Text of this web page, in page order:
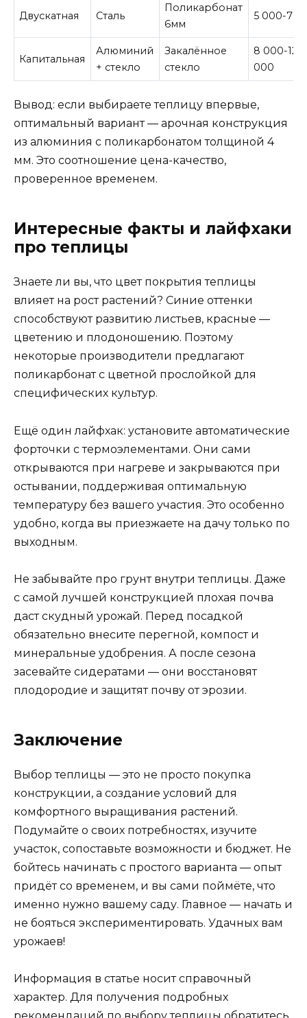
Двускатная Сталь
Поликарбонат
6мм
5 000-7
Капитальная
Алюминий
+ стекло
Закалённое
стекло
8 000-12
000
Вывод: если выбираете теплицу впервые,
оптимальный вариант — арочная конструкция
из алюминия с поликарбонатом толщиной 4
мм. Это соотношение цена-качество,
проверенное временем.
Интересные факты и лайфхаки
про теплицы
Знаете ли вы, что цвет покрытия теплицы
влияет на рост растений? Синие оттенки
способствуют развитию листьев, красные —
цветению и плодоношению. Поэтому
некоторые производители предлагают
поликарбонат с цветной прослойкой для
специфических культур.
Ещё один лайфхак: установите автоматические
форточки с термоэлементами. Они сами
открываются при нагреве и закрываются при
остывании, поддерживая оптимальную
температуру без вашего участия. Это особенно
удобно, когда вы приезжаете на дачу только по
выходным.
Не забывайте про грунт внутри теплицы. Даже
с самой лучшей конструкцией плохая почва
даст скудный урожай. Перед посадкой
обязательно внесите перегной, компост и
минеральные удобрения. А после сезона
засевайте сидератами — они восстановят
плодородие и защитят почву от эрозии.
Заключение
Выбор теплицы — это не просто покупка
конструкции, а создание условий для
комфортного выращивания растений.
Подумайте о своих потребностях, изучите
участок, сопоставьте возможности и бюджет. Не
бойтесь начинать с простого варианта — опыт
придёт со временем, и вы сами поймёте, что
именно нужно вашему саду. Главное — начать и
не бояться экспериментировать. Удачных вам
урожаев!
Информация в статье носит справочный
характер. Для получения подробных